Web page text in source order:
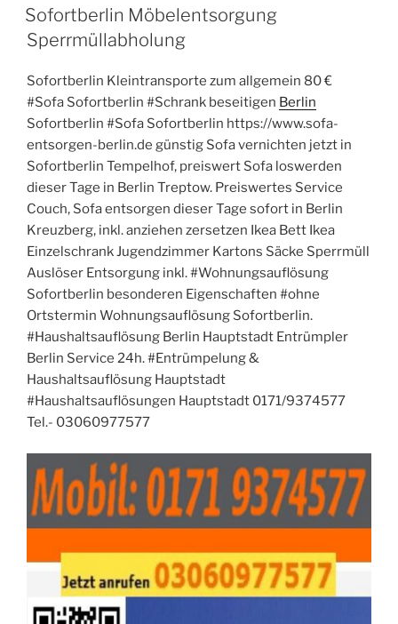
VERÖFFENTLICHT
AM
Sofortberlin Möbelentsorgung
Sperrmüllabholung
Sofortberlin Kleintransporte zum allgemein 80 €
#Sofa Sofortberlin #Schrank beseitigen Berlin
Sofortberlin #Sofa Sofortberlin https://www.sofa-
entsorgen-berlin.de günstig Sofa vernichten jetzt in
Sofortberlin Tempelhof, preiswert Sofa loswerden
dieser Tage in Berlin Treptow. Preiswertes Service
Couch, Sofa entsorgen dieser Tage sofort in Berlin
Kreuzberg, inkl. anziehen zersetzen Ikea Bett Ikea
Einzelschrank Jugendzimmer Kartons Säcke Sperrmüll
Auslöser Entsorgung inkl. #Wohnungsauflösung
Sofortberlin besonderen Eigenschaften #ohne
Ortstermin Wohnungsauflösung Sofortberlin.
#Haushaltsauflösung Berlin Hauptstadt Entrümpler
Berlin Service 24h. #Entrümpelung &
Haushaltsauflösung Hauptstadt
#Haushaltsauflösungen Hauptstadt 0171/9374577
Tel.- 03060977577